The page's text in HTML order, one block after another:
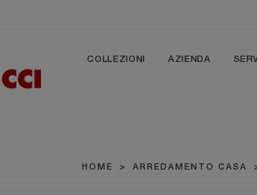
COLLEZIONI AZIENDA
HOME > ARREDAMENTO CASA